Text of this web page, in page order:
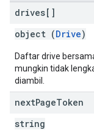
drives[]
object (Drive)
Daftar drive
mungkin tidak
diambil.
nextPageToken
string